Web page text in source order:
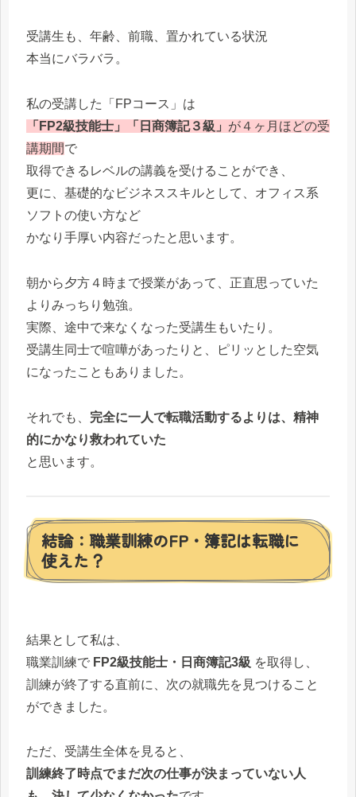
受講生も、年齢、前職、置かれている状況
本当にバラバラ。
私の受講した「FPコース」は
「FP2級技能士」「日商簿記３級」 が４ヶ月ほどの受
講期間で
取得できるレベルの講義を受けることができ、
更に、基礎的なビジネススキルとして、オフィス系
ソフトの使い方など
かなり手厚い内容だったと思います。
朝から夕方４時まで授業があって、正直思っていた
よりみっちり勉強。
実際、途中で来なくなった受講生もいたり。
受講生同士で喧嘩があったりと、ピリッとした空気
になったこともありました。
それでも、 完全に一人で転職活動するよりは、精神
的にかなり救われていた
と思います。
結論：職業訓練のFP・簿記は転職に
使えた？
結果として私は、
職業訓練で FP2級技能士・日商簿記3級 を取得し、
訓練が終了する直前に、次の就職先を見つけること
ができました。
ただ、受講生全体を見ると、
訓練終了時点でまだ次の仕事が決まっていない人